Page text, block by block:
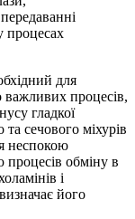
процесах
для
важливих процесів,
гладкої
сечового міхурів
неспокою
процесів обміну в
і
його